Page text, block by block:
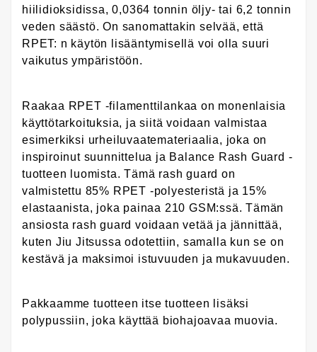
hiilidioksidissa, 0,0364 tonnin öljy- tai 6,2 tonnin
veden säästö. On sanomattakin selvää, että
RPET: n käytön lisääntymisellä voi olla suuri
vaikutus ympäristöön.
Raakaa RPET -filamenttilankaa on monenlaisia ​​
käyttötarkoituksia, ja siitä voidaan valmistaa
esimerkiksi urheiluvaatemateriaalia, joka on
inspiroinut suunnittelua ja Balance Rash Guard -
tuotteen luomista. Tämä rash guard on
valmistettu 85% RPET -polyesteristä ja 15%
elastaanista, joka painaa 210 GSM:ssä. Tämän
ansiosta rash guard voidaan vetää ja jännittää,
kuten Jiu Jitsussa odotettiin, samalla kun se on
kestävä ja maksimoi istuvuuden ja mukavuuden.
Pakkaamme tuotteen itse tuotteen lisäksi
polypussiin, joka käyttää biohajoavaa muovia.